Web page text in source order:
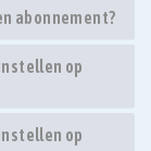
abonnement?
op
op